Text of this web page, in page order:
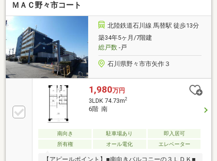
ＭＡＣ野々市コート
北陸鉄道石川線 馬替駅 徒歩13分
築34年5ヶ月/7階建
総戸数-戸
石川県野々市市矢作３
1,980万円
3LDK 74.73m2
6階 南
南向き 駐車場あり
即入居可
所有権
オール電化 エレベーター
【アピールポイント】■南向きバルコニーの３ＬＤＫ■